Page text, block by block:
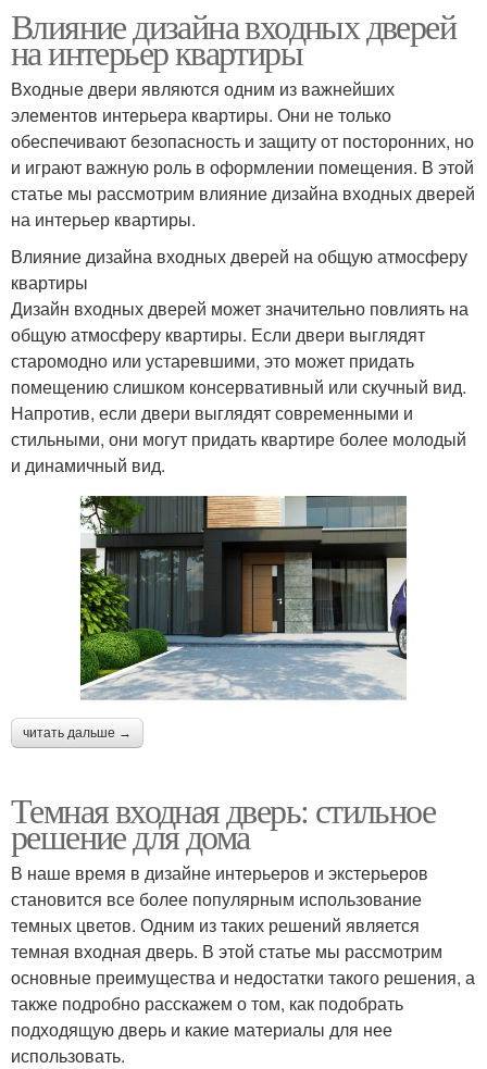
Влияние дизайна входных дверей
на интерьер квартиры
Входные двери являются одним из важнейших
элементов интерьера квартиры. Они не только
обеспечивают безопасность и защиту от посторонних, но
и играют важную роль в оформлении помещения. В этой
статье мы рассмотрим влияние дизайна входных дверей
на интерьер квартиры.
Влияние дизайна входных дверей на общую атмосферу
квартиры
Дизайн входных дверей может значительно повлиять на
общую атмосферу квартиры. Если двери выглядят
старомодно или устаревшими, это может придать
помещению слишком консервативный или скучный вид.
Напротив, если двери выглядят современными и
стильными, они могут придать квартире более молодый
и динамичный вид.
читать дальше →
Темная входная дверь: стильное
решение для дома
В наше время в дизайне интерьеров и экстерьеров
становится все более популярным использование
темных цветов. Одним из таких решений является
темная входная дверь. В этой статье мы рассмотрим
основные преимущества и недостатки такого решения, а
также подробно расскажем о том, как подобрать
подходящую дверь и какие материалы для нее
использовать.